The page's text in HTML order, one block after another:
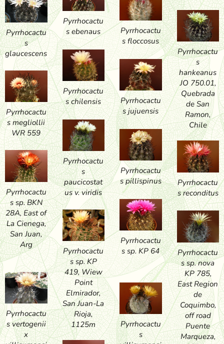
Pyrrhocactu
s ebenaus
Pyrrhocactu
s floccosus
Pyrrhocactu
s
glaucescens
Pyrrhocactu
s
hankeanus
JO 750.01,
Quebrada
de San
Ramon,
Chile
Pyrrhocactu
s chilensis
Pyrrhocactu
s jujuensis
Pyrrhocactu
s megliollii
WR 559
Pyrrhocactu
s
paucicostat
us v. viridis
Pyrrhocactu
s pillispinus
Pyrrhocactu
s reconditus
Pyrrhocactu
s sp. BKN
28A, East of
La Cienega,
San Juan,
Arg
Pyrrhocactu
s sp. KP 64
Pyrrhocactu
s sp. KP
419, Wiew
Point
Elmirador,
San Juan-La
Rioja,
1125m
Pyrrhocactu
s sp. nova
KP 785,
East Region
de
Coquimbo,
off road
Puente
Marqueza,
Pyrrhocactu
s vertogenii
x
Pyrrhocactu
s